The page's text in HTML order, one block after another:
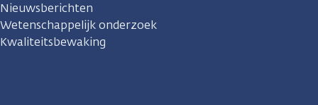
Nieuwsberichten
Wetenschappelijk onderzoek
Kwaliteitsbewaking